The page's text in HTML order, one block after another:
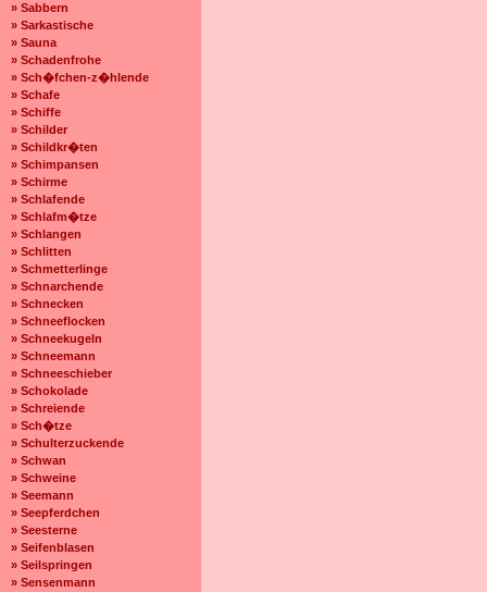
» Sabbern
» Sarkastische
» Sauna
» Schadenfrohe
» Sch�fchen-z�hlende
» Schafe
» Schiffe
» Schilder
» Schildkr�ten
» Schimpansen
» Schirme
» Schlafende
» Schlafm�tze
» Schlangen
» Schlitten
» Schmetterlinge
» Schnarchende
» Schnecken
» Schneeflocken
» Schneekugeln
» Schneemann
» Schneeschieber
» Schokolade
» Schreiende
» Sch�tze
» Schulterzuckende
» Schwan
» Schweine
» Seemann
» Seepferdchen
» Seesterne
» Seifenblasen
» Seilspringen
» Sensenmann